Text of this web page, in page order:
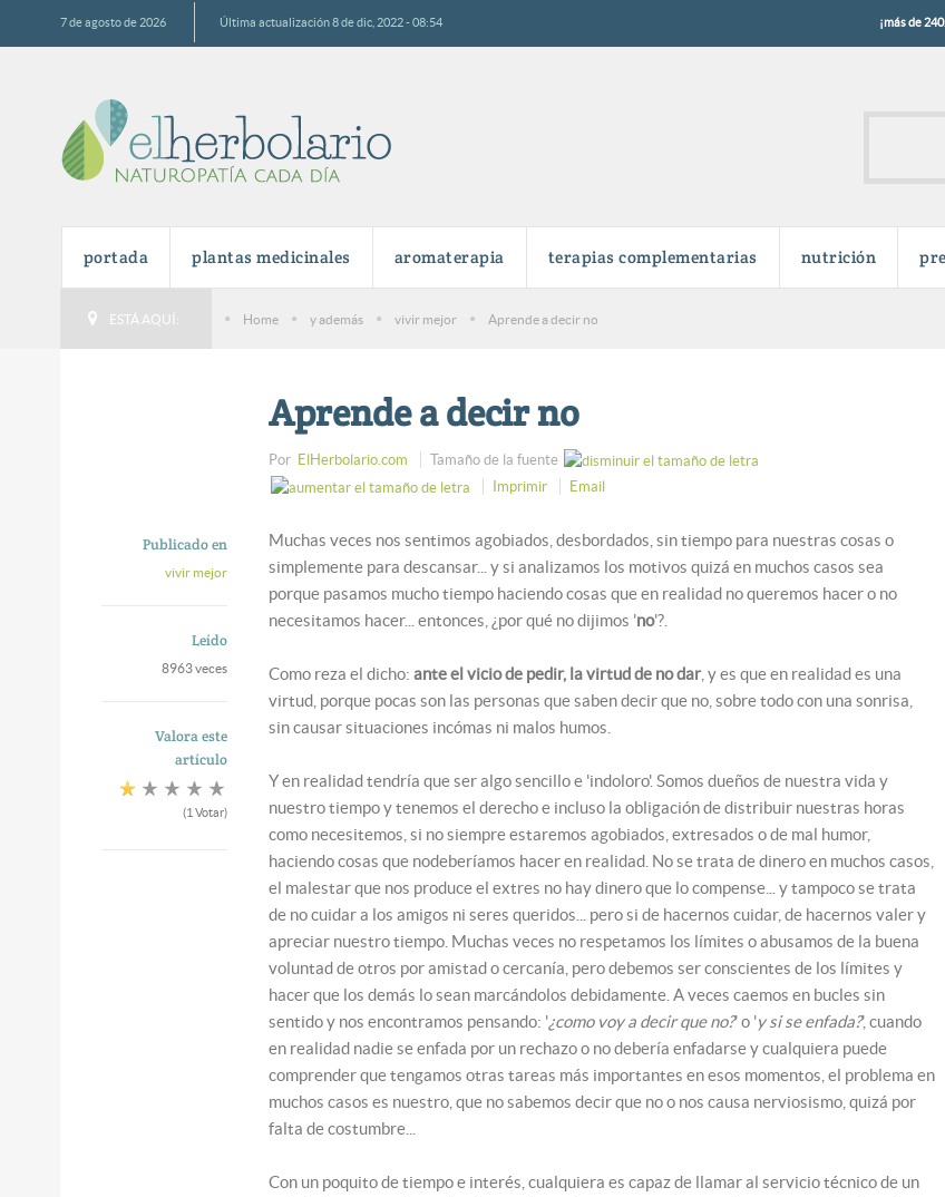
7 de agosto de 2026 Última actualización 8 de dic, 2022 - 08:54 ¡más de
portada plantas medicinales aromaterapia terapias complementarias nutrición
ESTÁ AQUÍ: Home y además vivir mejor Aprende a decir no
Aprende a decir no
Por ElHerbolario.com
Tamaño de la fuente
Imprimir
Email
Publicado en
vivir mejor
Leído
8963 veces
Valora este
artículo
(1 Votar)
Muchas veces nos sentimos agobiados, desbordados, sin tiempo para nuestras cosas o
simplemente para descansar... y si analizamos los motivos quizá en muchos casos sea
porque pasamos mucho tiempo haciendo cosas que en realidad no queremos hacer o no
necesitamos hacer... entonces, ¿por qué no dijimos 'no'?.
Como reza el dicho:ante el vicio de pedir, la virtud de no dar, y es que en realidad es una
virtud, porque pocas son las personas que saben decir que no, sobre todo con una sonrisa,
sin causar situaciones incómas ni malos humos.
Y en realidad tendría que ser algo sencillo e 'indoloro'. Somos dueños de nuestra vida y
nuestro tiempo y tenemos el derecho e incluso la obligación de distribuir nuestras horas
como necesitemos, si no siempre estaremos agobiados, extresados o de mal humor,
haciendo cosas que nodeberíamos hacer en realidad. No se trata de dinero en muchos casos,
el malestar que nos produce el extres no hay dinero que lo compense... y tampoco se trata
de no cuidar a los amigos ni seres queridos... pero si de hacernos cuidar, de hacernos valer y
apreciar nuestro tiempo. Muchas veces no respetamos los límites o abusamos de la buena
voluntad de otros por amistad o cercanía, pero debemos ser conscientes de los límites y
hacer que los demás lo sean marcándolos debidamente. A veces caemos en bucles sin
sentido y nos encontramos pensando: '¿como voy a decir que no?' o 'y si se enfada?', cuando
en realidad nadie se enfada por un rechazo o no debería enfadarse y cualquiera puede
comprender que tengamos otras tareas más importantes en esos momentos, el problema en
muchos casos es nuestro, que no sabemos decir que no o nos causa nerviosismo, quizá por
falta de costumbre...
Con un poquito de tiempo e interés, cualquiera es capaz de llamar al servicio técnico de un